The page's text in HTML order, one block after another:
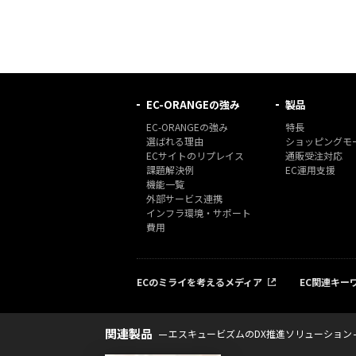
EC-ORANGEの強み
EC-ORANGEの強み
選ばれる理由
ECサイトのリプレイス
課題解決例
機能一覧
外部サービス連携
インフラ環境・サポート
費用
製品
特長
ショッピングモ
通販受注対応
EC運用支援
ECのミライを考えるメディア EC関連キー
関連製品 エスキュービズムのDX推進ソリューション